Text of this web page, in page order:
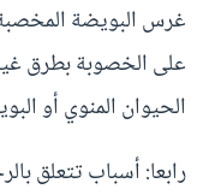
غرس البويضة
على الخصوبة بطرق
الحيوان المنوي أو
رابعا: أسباب تتعلق